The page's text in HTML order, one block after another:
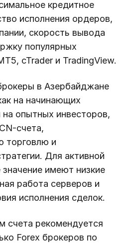
кредитное
исполнения ордеров,
скорость вывода
популярных
cTrader и TradingView.
в Азербайджане
на начинающих
на опытных инвесторов,
счета,
торговлю и
Для активной
имеют низкие
работа серверов и
исполнения сделок.
счета рекомендуется
Forex брокеров по